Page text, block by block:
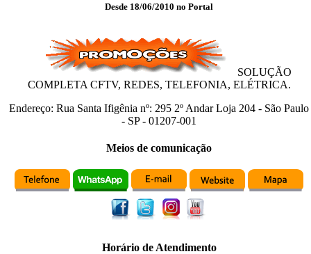
Desde 18/06/2010 no Portal
SOLUÇÃO
COMPLETA CFTV, REDES, TELEFONIA, ELÉTRICA.
Endereço: Rua Santa Ifigênia nº: 295 2º Andar Loja 204 - São Paulo
- SP- 01207-001
Meios de comunicação
Horário de Atendimento